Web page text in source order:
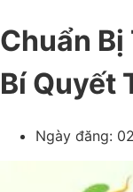
Chuẩn Bị
Bí Quyết
Ngày đăng: